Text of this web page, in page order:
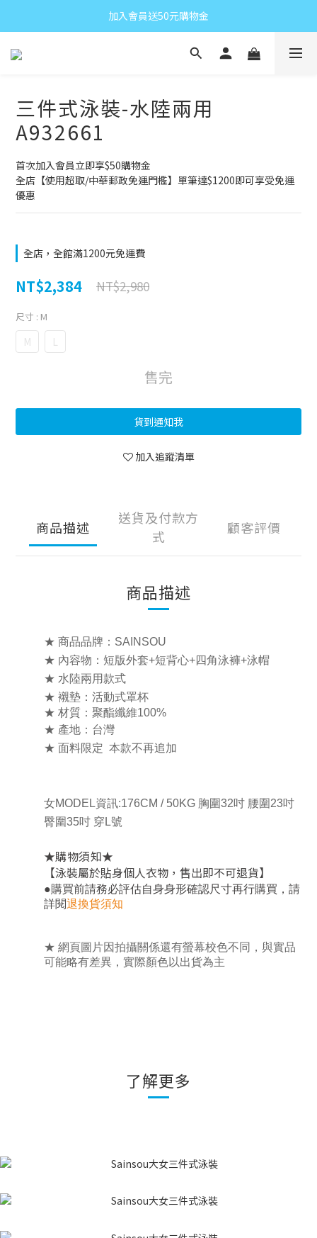
加入會員送50元購物金
三件式泳裝-水陸兩用
A932661
首次加入會員立即享$50購物金
全店【使用超取/中華郵政免運門檻】單筆達$1200即可享受免運
優惠
全店，全館滿1200元免運費
NT$2,384 NT$2,980
尺寸 : M
M L
售完
貨到通知我
加入追蹤清單
商品描述
送貨及付款方
式
顧客評價
商品描述
★ 商品品牌：SAINSOU
★ 內容物：短版外套+短背心+四角泳褲+泳帽
★ 水陸兩用款式
★ 襯墊：活動式罩杯
★ 材質：聚酯纖維100%
★ 產地：台灣
★ 面料限定 本款不再追加
女MODEL資訊:176CM / 50KG 胸圍32吋 腰圍23吋
臀圍35吋 穿L號
★購物須知★
【泳裝屬於貼身個人衣物，售出即不可退貨】
●購買前請務必評估自身身形確認尺寸再行購買 ， 請
詳閱退換貨須知
★ 網頁圖片因拍攝關係還有螢幕校色不同，與實品
可能略有差異，實際顏色以出貨為主
了解更多